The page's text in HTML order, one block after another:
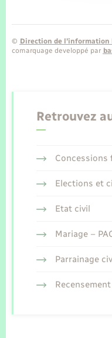
© Direction de
comarquage developpé par
Retrouvez
Concessions
Elections et
Etat civil
Mariage –
Parrainage
Recensement